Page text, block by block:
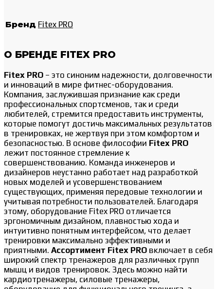
Бренд Fitex PRO
О БРЕНДЕ FITEX PRO
Fitex PRO – это синоним надежности, долговечности
и инноваций в мире фитнес-оборудования.
Компания, заслужившая признание как среди
профессиональных спортсменов, так и среди
любителей, стремится предоставить инструменты,
которые помогут достичь максимальных результатов
в тренировках, не жертвуя при этом комфортом и
безопасностью. В основе философии Fitex PRO
лежит постоянное стремление к
совершенствованию. Команда инженеров и
дизайнеров неустанно работает над разработкой
новых моделей и усовершенствованием
существующих, применяя передовые технологии и
учитывая потребности пользователей. Благодаря
этому, оборудование Fitex PRO отличается
эргономичным дизайном, плавностью хода и
интуитивно понятным интерфейсом, что делает
тренировки максимально эффективными и
приятными. Ассортимент Fitex PRO включает в себя
широкий спектр тренажеров для различных групп
мышц и видов тренировок. Здесь можно найти
кардиотренажеры, силовые тренажеры,